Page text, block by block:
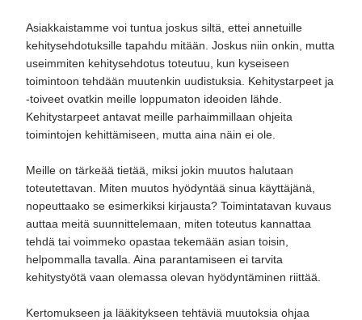
Asiakkaistamme voi tuntua joskus siltä, ettei annetuille
kehitysehdotuksille tapahdu mitään. Joskus niin onkin, mutta
useimmiten kehitysehdotus toteutuu, kun kyseiseen
toimintoon tehdään muutenkin uudistuksia. Kehitystarpeet ja
-toiveet ovatkin meille loppumaton ideoiden lähde.
Kehitystarpeet antavat meille parhaimmillaan ohjeita
toimintojen kehittämiseen, mutta aina näin ei ole.
Meille on tärkeää tietää, miksi jokin muutos halutaan
toteutettavan. Miten muutos hyödyntää sinua käyttäjänä,
nopeuttaako se esimerkiksi kirjausta? Toimintatavan kuvaus
auttaa meitä suunnittelemaan, miten toteutus kannattaa
tehdä tai voimmeko opastaa tekemään asian toisin,
helpommalla tavalla. Aina parantamiseen ei tarvita
kehitystyötä vaan olemassa olevan hyödyntäminen riittää.
Kertomukseen ja lääkitykseen tehtäviä muutoksia ohjaa